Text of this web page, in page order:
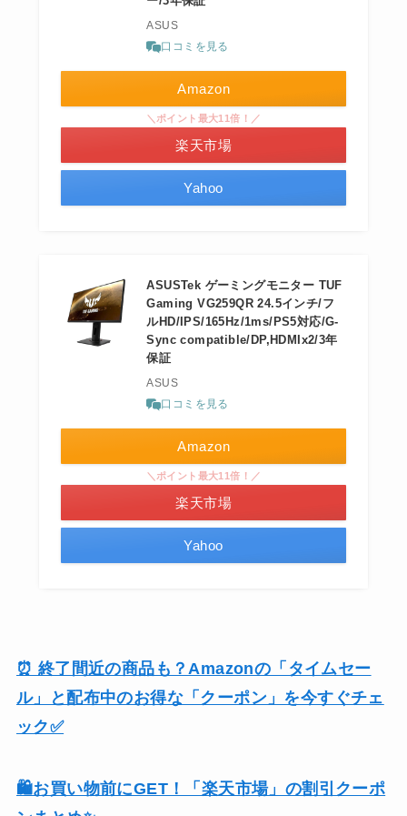
ASUS
口コミを見る
Amazon
＼ポイント最大11倍！／
楽天市場
Yahoo
ASUSTek ゲーミングモニター TUF
Gaming VG259QR 24.5インチ/フ
ルHD/IPS/165Hz/1ms/PS5対応/G-
Sync compatible/DP,HDMIx2/3年
保証
ASUS
口コミを見る
Amazon
＼ポイント最大11倍！／
楽天市場
Yahoo
⏰ 終了間近の商品も？Amazonの「タイムセー
ル」と配布中のお得な「クーポン」を今すぐチェ
ック✅
🛍️お買い物前にGET！「楽天市場」の割引クーポ